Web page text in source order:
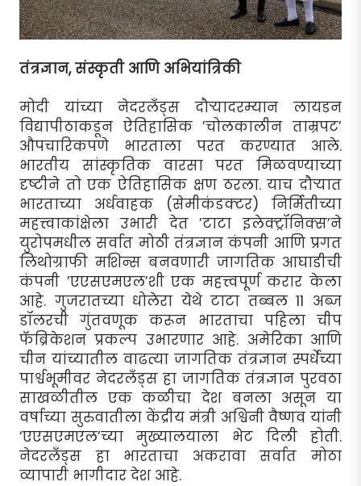
तंत्रज्ञान, संस्कृती आणि अभियांत्रिकी
मोदी यांच्या नेदरलँड्स दौर्‍यादरम्यान लायडन
विद्यापीठाकडून ऐतिहासिक ’चोलकालीन ताम्रपट’
औपचारिकपणे भारताला परत करण्यात आले.
भारतीय सांस्कृतिक वारसा परत मिळवण्याच्या
दृष्टीने तो एक ऐतिहासिक क्षण ठरला. याच दौर्‍यात
भारताच्या अर्धवाहक (सेमीकंडक्टर) निर्मितीच्या
महत्त्वाकांक्षेला उभारी देत ’टाटा इलेक्ट्रॉनिक्स’ने
युरोपमधील सर्वात मोठी तंत्रज्ञान कंपनी आणि प्रगत
लिथोग्राफी मशिन्स बनवणारी जागतिक आघाडीची
कंपनी ’एएसएमएल’शी एक महत्त्वपूर्ण करार केला
आहे. गुजरातच्या धोलेरा येथे टाटा तब्बल 11 अब्ज
डॉलरची गुंतवणूक करून भारताचा पहिला चीप
फॅब्रिकेशन प्रकल्प उभारणार आहे. अमेरिका आणि
चीन यांच्यातील वाढत्या जागतिक तंत्रज्ञान स्पर्धेच्या
पार्श्वभूमीवर नेदरलँड्स हा जागतिक तंत्रज्ञान पुरवठा
साखळीतील एक कळीचा देश बनला असून या
वर्षाच्या सुरुवातीला केंद्रीय मंत्री अश्विनी वैष्णव यांनी
‘एएसएमएल’च्या मुख्यालयाला भेट दिली होती.
नेदरलँड्स हा भारताचा अकरावा सर्वात मोठा
व्यापारी भागीदार देश आहे.